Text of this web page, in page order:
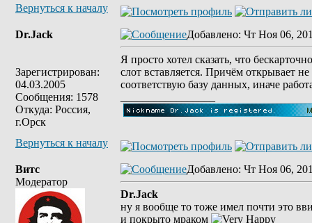
Вернуться к началу
Dr.Jack
Зарегистрирован:
04.03.2005
Сообщения: 1578
Откуда: Россия,
г.Орск
Добавлено: Чт Ноя 06,
Я просто хотел сказать, что
слот вставляется. Причём открывает
соответствую базу данных, иначе
Вернуться к началу
Витс
Модератор
Добавлено: Чт Ноя 06,
Dr.Jack
ну я вообще то тоже имел почти это
и покрыто мраком